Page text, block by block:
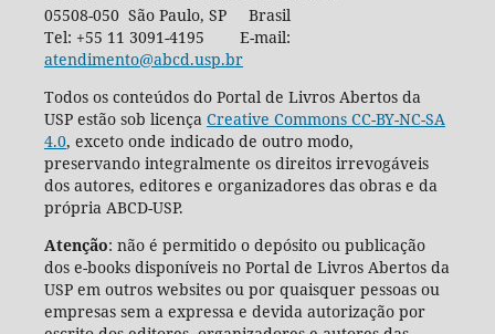
05508-050 São Paulo, SP Brasil
Tel: +55 11 3091-4195 E-mail:
atendimento@abcd.usp.br
Todos os conteúdos do Portal de Livros Abertos da
USP estão sob licença Creative Commons CC-BY-NC-SA
4.0, exceto onde indicado de outro modo,
preservando integralmente os direitos irrevogáveis
dos autores, editores e organizadores das obras e da
própria ABCD-USP.
Atenção: não é permitido o depósito ou publicação
dos e-books disponíveis no Portal de Livros Abertos da
USP em outros websites ou por quaisquer pessoas ou
empresas sem a expressa e devida autorização por